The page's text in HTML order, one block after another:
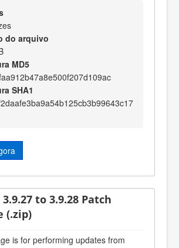
do arquivo
MD5
SHA1
to 3.9.28 Patch
(.zip)
is for performing updates from